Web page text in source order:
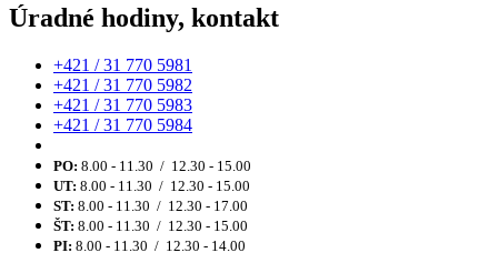
Úradné hodiny, kontakt
+421 / 31 770 5981
+421 / 31 770 5982
+421 / 31 770 5983
+421 / 31 770 5984
PO: 8.00 - 11.30 / 12.30 - 15.00
UT: 8.00 - 11.30 / 12.30 - 15.00
ST: 8.00 - 11.30 / 12.30 - 17.00
ŠT: 8.00 - 11.30 / 12.30 - 15.00
PI: 8.00 - 11.30 / 12.30 - 14.00